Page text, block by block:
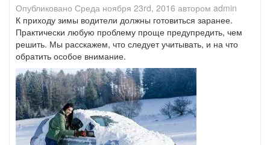
Опубликовано Среда ноября 23rd, 2016 автором admin
К приходу зимы водители должны готовиться заранее.
Практически любую проблему проще предупредить, чем
решить. Мы расскажем, что следует учитывать, и на что
обратить особое внимание.